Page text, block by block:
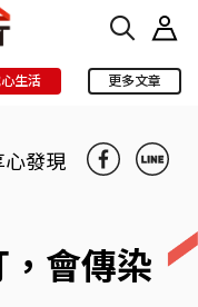
生活 更多文章
心發現
會傳染